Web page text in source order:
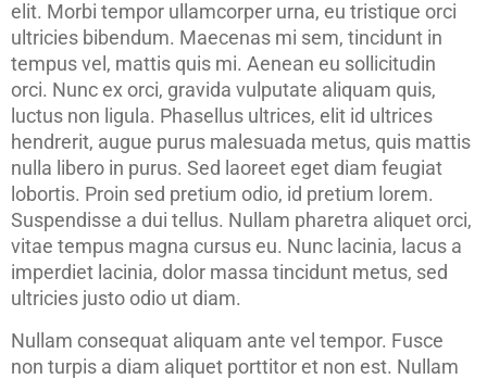
elit. Morbi tempor ullamcorper urna, eu tristique orci
ultricies bibendum. Maecenas mi sem, tincidunt in
tempus vel, mattis quis mi. Aenean eu sollicitudin
orci. Nunc ex orci, gravida vulputate aliquam quis,
luctus non ligula. Phasellus ultrices, elit id ultrices
hendrerit, augue purus malesuada metus, quis mattis
nulla libero in purus. Sed laoreet eget diam feugiat
lobortis. Proin sed pretium odio, id pretium lorem.
Suspendisse a dui tellus. Nullam pharetra aliquet orci,
vitae tempus magna cursus eu. Nunc lacinia, lacus a
imperdiet lacinia, dolor massa tincidunt metus, sed
ultricies justo odio ut diam.
Nullam consequat aliquam ante vel tempor. Fusce
non turpis a diam aliquet porttitor et non est. Nullam